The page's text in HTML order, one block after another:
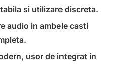
si utilizare discreta.
audio in ambele casti
usor de integrat in